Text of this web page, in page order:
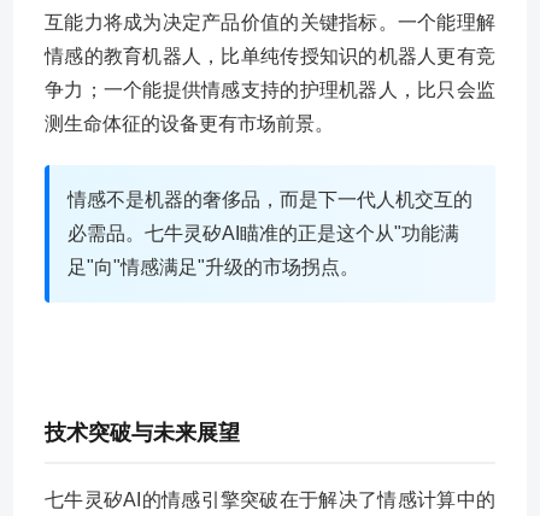
互能力将成为决定产品价值的关键指标。一个能理解
情感的教育机器人，比单纯传授知识的机器人更有竞
争力；一个能提供情感支持的护理机器人，比只会监
测生命体征的设备更有市场前景。
情感不是机器的奢侈品，而是下一代人机交互的
必需品。七牛灵矽AI瞄准的正是这个从"功能满
足"向"情感满足"升级的市场拐点。
技术突破与未来展望
七牛灵矽AI的情感引擎突破在于解决了情感计算中的